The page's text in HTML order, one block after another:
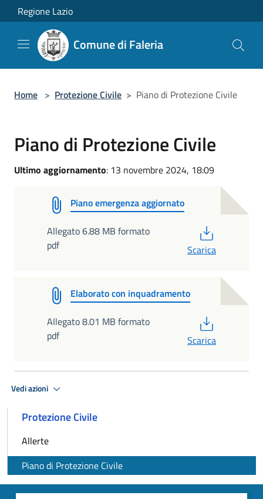
Salta al contenuto principale
Regione Lazio
Comune di Faleria
Home > Protezione Civile > Piano di Protezione Civile
Piano di Protezione Civile
Ultimo aggiornamento: 13 novembre 2024, 18:09
Piano emergenza aggiornato
Allegato 6.88 MB formato
pdf
Scarica
Elaborato con inquadramento
Allegato 8.01 MB formato
pdf
Scarica
Vedi azioni
Protezione Civile
Allerte
Piano di Protezione Civile